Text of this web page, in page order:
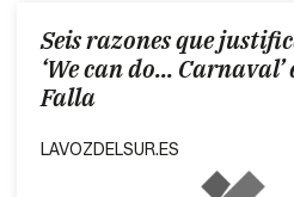
Seis razones que
‘We can do...
Falla
LAVOZDELSUR.ES